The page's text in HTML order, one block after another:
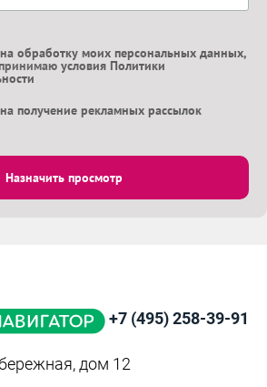
на обработку моих персональных данных,
условия Политики
на получение рекламных рассылок
Назначить просмотр
+7 (495) 258-39-91
дом 12